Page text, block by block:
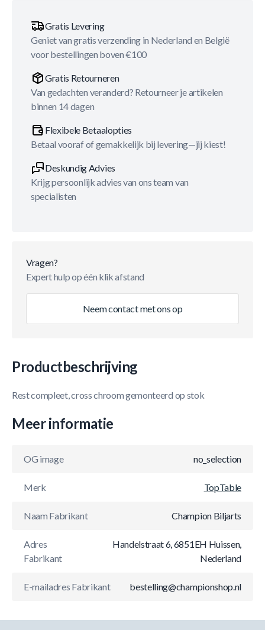
Gratis Levering
Geniet van gratis verzending in Nederland en België
voor bestellingen boven €100
Gratis Retourneren
Van gedachten veranderd? Retourneer je artikelen
binnen 14 dagen
Flexibele Betaalopties
Betaal vooraf of gemakkelijk bij levering—jij kiest!
Deskundig Advies
Krijg persoonlijk advies van ons team van
specialisten
Vragen?
Expert hulp op één klik afstand
Neem contact met ons op
Productbeschrijving
Rest compleet, cross chroom gemonteerd op stok
Meer informatie
OG image no_selection
Merk TopTable
Naam Fabrikant Champion Biljarts
Adres
Fabrikant
Handelstraat 6, 6851EH Huissen,
Nederland
E-mailadres Fabrikant bestelling@championshop.nl